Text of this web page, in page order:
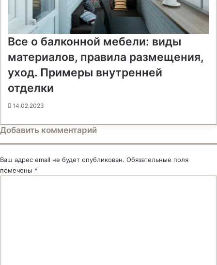
Все о балконной мебели: виды
материалов, правила размещения,
уход. Примеры внутренней
отделки
14.02.2023
Добавить комментарий
Ваш адрес email не будет опубликован. Обязательные поля
помечены *